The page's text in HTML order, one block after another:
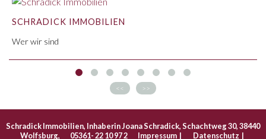
<< >>
Schradick Immobilien, Inhaberin Joana Schradick, Schachtweg 30, 38440
Wolfsburg,
05361- 22 10 97 2 Impressum| Datenschutz |